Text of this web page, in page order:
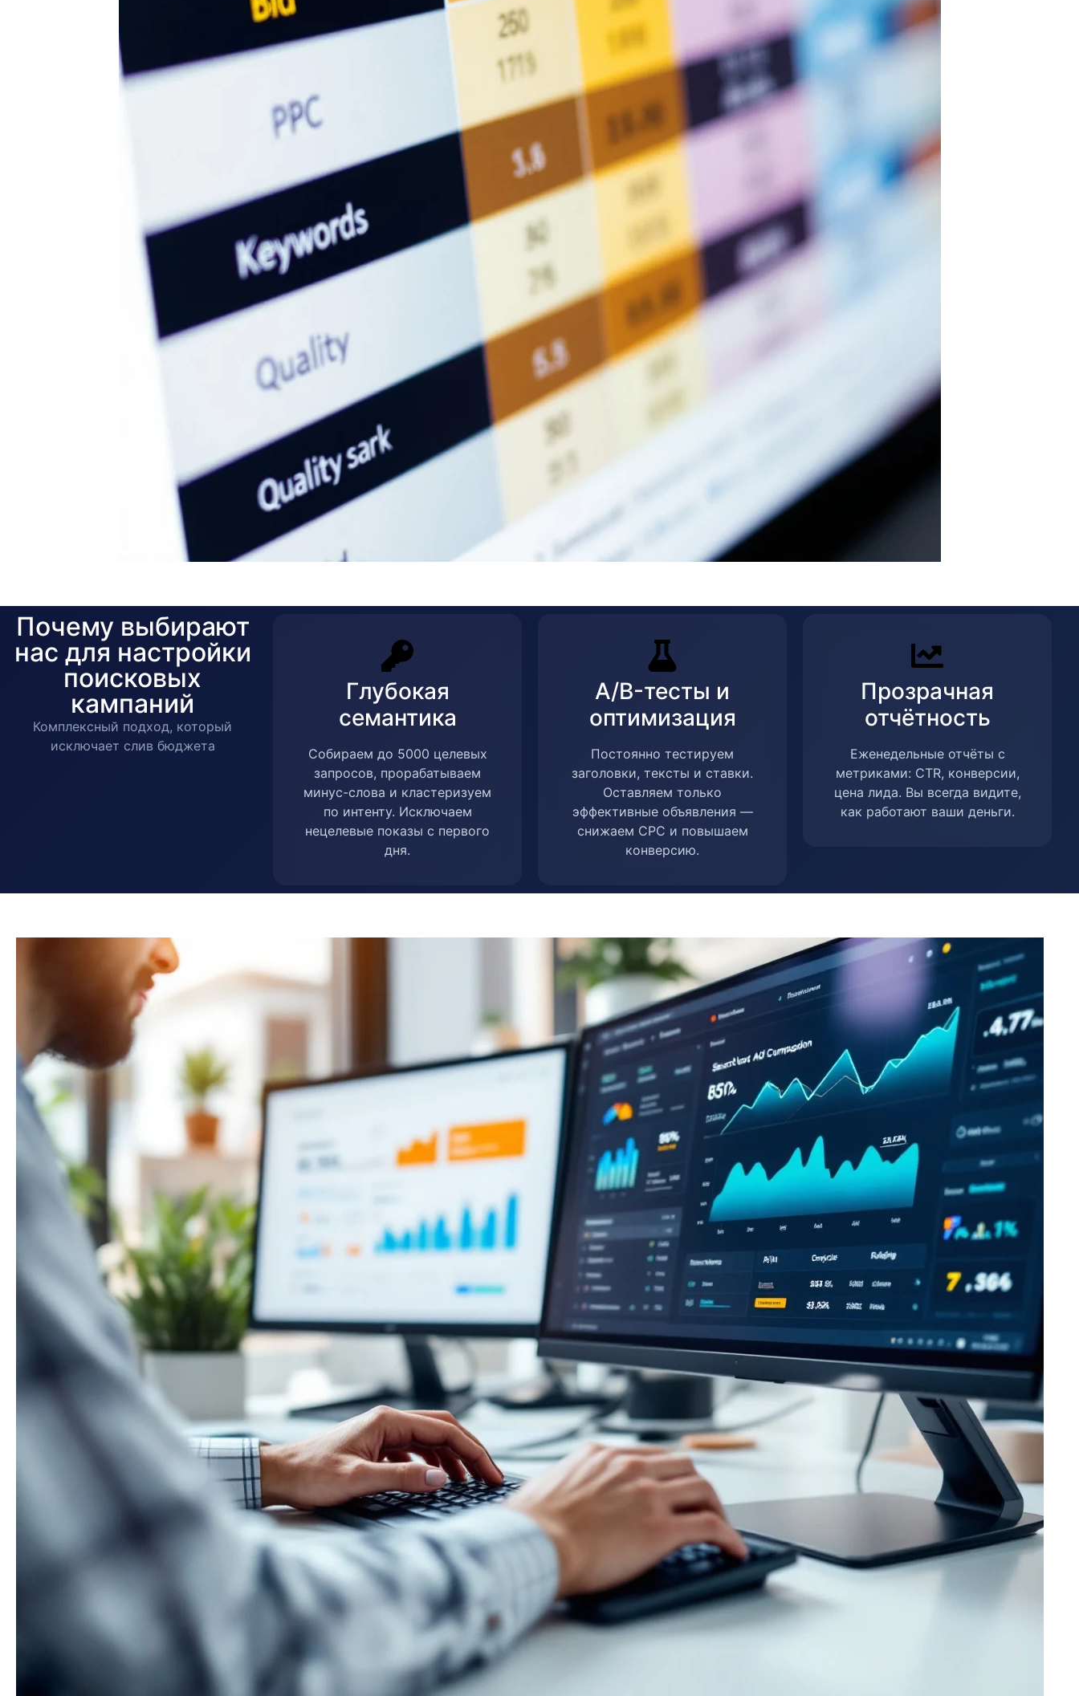
Почему выбирают
нас для настройки
поисковых
кампаний
Комплексный подход, который
исключает слив бюджета
Глубокая
семантика
Собираем до 5000 целевых
запросов, прорабатываем
минус-слова и кластеризуем
по интенту. Исключаем
нецелевые показы с первого
дня.
A/B-тесты и
оптимизация
Постоянно тестируем
заголовки, тексты и ставки.
Оставляем только
эффективные объявления —
снижаем CPC и повышаем
конверсию.
Прозрачная
отчётность
Еженедельные отчёты с
метриками: CTR, конверсии,
цена лида. Вы всегда видите,
как работают ваши деньги.